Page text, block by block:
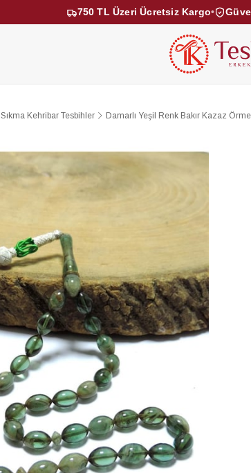
750 TL Üzeri Ücretsiz Kargo•
KEHRİBAR TESBİHLER
Sıkma Kehribar Tesbihler Damarlı Yeşil Renk Bakır Kazaz